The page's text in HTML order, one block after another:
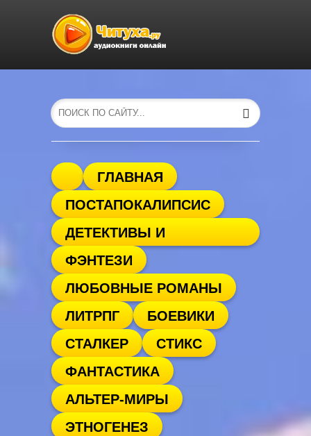
ГЛАВНАЯ
ПОСТАПОКАЛИПСИС
ДЕТЕКТИВЫ И
ТРИЛЛЕРЫ
ФЭНТЕЗИ
ЛЮБОВНЫЕ РОМАНЫ
ЛИТРПГ
БОЕВИКИ
СТАЛКЕР
СТИКС
ФАНТАСТИКА
АЛЬТЕР-МИРЫ
ЭТНОГЕНЕЗ